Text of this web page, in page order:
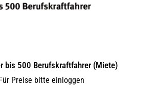
bis 500 Berufskraftfahrer (Miete)
Preise bitte einloggen